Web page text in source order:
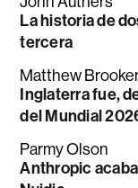
La historia de
tercera
Matthew
Inglaterra fue,
del Mundial
Parmy Olson
Anthropic